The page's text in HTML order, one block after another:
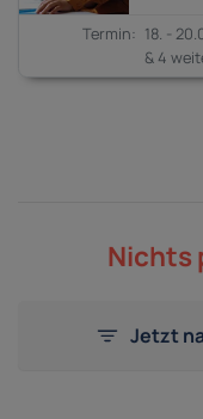
18. -
& 4
Nichts
Jetzt